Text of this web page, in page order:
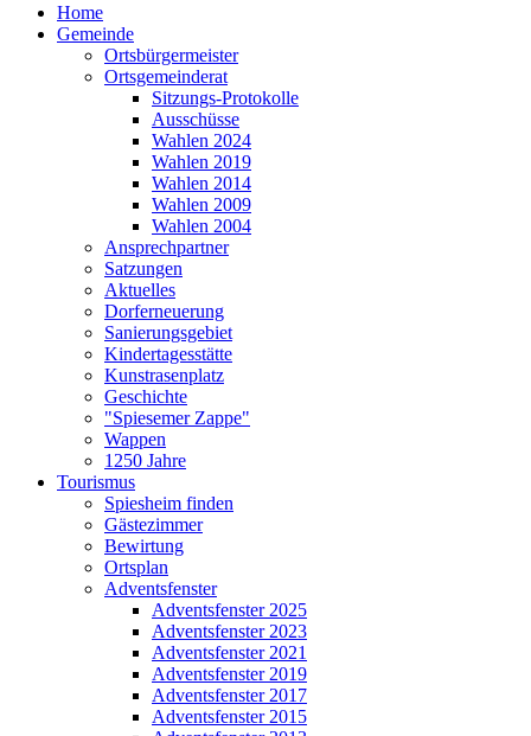
Home
Gemeinde
Ortsbürgermeister
Ortsgemeinderat
Sitzungs-Protokolle
Ausschüsse
Wahlen 2024
Wahlen 2019
Wahlen 2014
Wahlen 2009
Wahlen 2004
Ansprechpartner
Satzungen
Aktuelles
Dorferneuerung
Sanierungsgebiet
Kindertagesstätte
Kunstrasenplatz
Geschichte
"Spiesemer Zappe"
Wappen
1250 Jahre
Tourismus
Spiesheim finden
Gästezimmer
Bewirtung
Ortsplan
Adventsfenster
Adventsfenster 2025
Adventsfenster 2023
Adventsfenster 2021
Adventsfenster 2019
Adventsfenster 2017
Adventsfenster 2015